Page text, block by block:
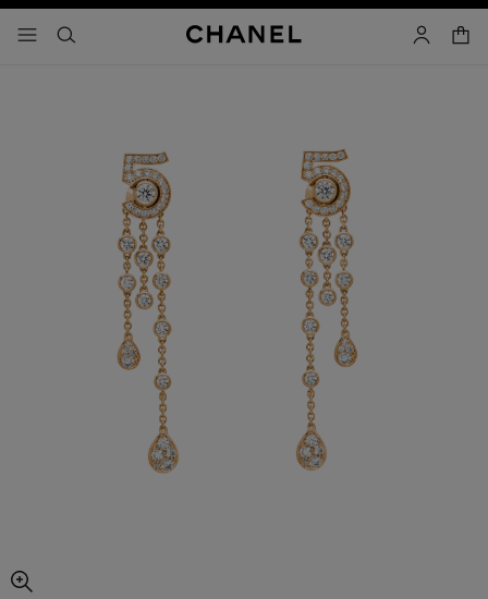
- navegación principal
buscar cuenta
imagen agrandada